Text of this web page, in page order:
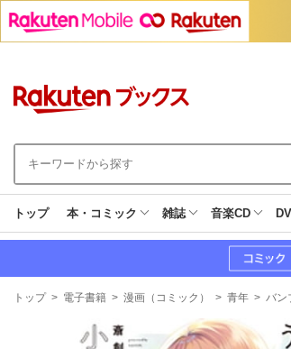
トップ 本・コミック 雑誌 音楽CD
現
トップ > 電子書籍 > 漫画（コミック） > 青年 > バン